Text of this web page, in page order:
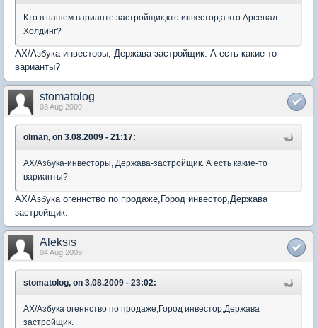
Кто в нашем варианте застройщик,кто инвестор,а кто Арсенал-
Холдинг?
АХ/Азбука-инвесторы, Держава-застройщик. А есть какие-то
варианты?
stomatolog
03 Aug 2009
olman, on 3.08.2009 - 21:17:
АХ/Азбука-инвесторы, Держава-застройщик. А есть какие-то
варианты?
АХ/Азбука огеннство по продаже,Город инвестор,Держава
застройщик.
Aleksis
04 Aug 2009
stomatolog, on 3.08.2009 - 23:02:
АХ/Азбука огеннство по продаже,Город инвестор,Держава
застройщик.